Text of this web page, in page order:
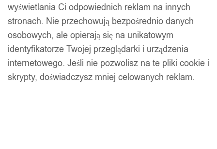
wyświetlania Ci odpowiednich reklam na innych
stronach. Nie przechowują bezpośrednio danych
osobowych, ale opierają się na unikatowym
identyfikatorze Twojej przeglądarki i urządzenia
internetowego. Jeśli nie pozwolisz na te pliki cookie i
skrypty, doświadczysz mniej celowanych reklam.